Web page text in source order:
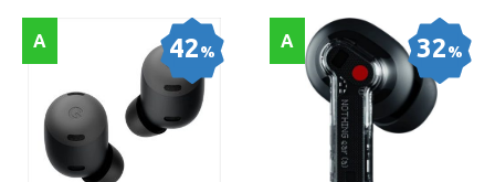
42%
A 32%
A